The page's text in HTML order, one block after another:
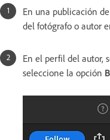
En una publicación de
del fotógrafo o autor
En el perfil del autor,
seleccione la opción